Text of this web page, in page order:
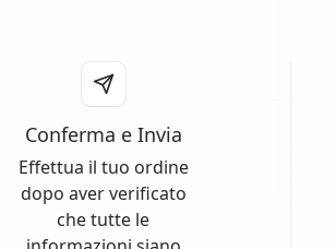
Conferma e Invia
Effettua il tuo ordine
dopo aver verificato
che tutte le